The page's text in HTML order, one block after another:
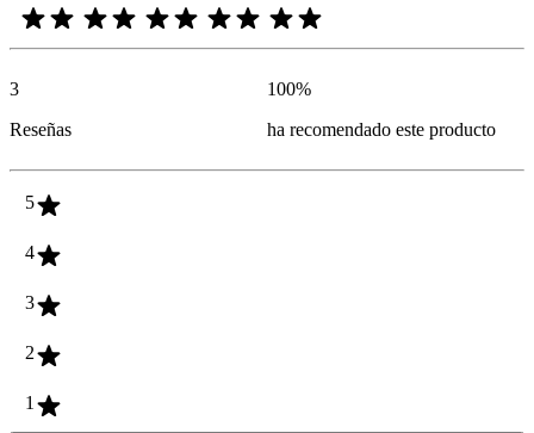
3
Reseñas
100%
ha recomendado este producto
5
4
3
2
1